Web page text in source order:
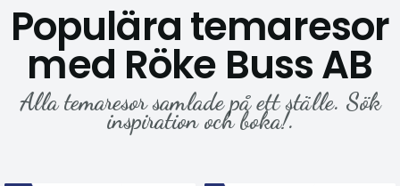
Populära temaresor
med Röke Buss AB
Alla temaresor samlade på ett ställe. Sök
inspiration och boka!.